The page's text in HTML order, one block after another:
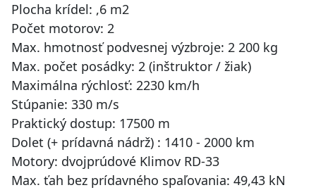
Plocha krídel: ,6 m2
Počet motorov: 2
Max. hmotnosť podvesnej výzbroje: 2 200 kg
Max. počet posádky: 2 (inštruktor / žiak)
Maximálna rýchlosť: 2230 km/h
Stúpanie: 330 m/s
Praktický dostup: 17500 m
Dolet (+ prídavná nádrž) : 1410 - 2000 km
Motory: dvojprúdové Klimov RD-33
Max. ťah bez prídavného spaľovania: 49,43 kN